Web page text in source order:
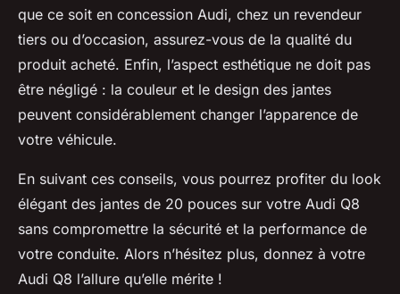
que ce soit en concession Audi, chez un revendeur
tiers ou d’occasion, assurez-vous de la qualité du
produit acheté. Enfin, l’aspect esthétique ne doit pas
être négligé : la couleur et le design des jantes
peuvent considérablement changer l’apparence de
votre véhicule.
En suivant ces conseils, vous pourrez profiter du look
élégant des jantes de 20 pouces sur votre Audi Q8
sans compromettre la sécurité et la performance de
votre conduite. Alors n’hésitez plus, donnez à votre
Audi Q8 l’allure qu’elle mérite !